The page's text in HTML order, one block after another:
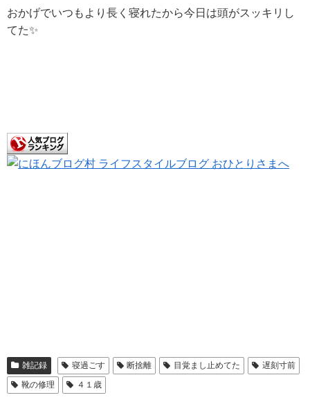
おかげでいつもより長く寝れたから今日は頭がスッキリし
てた✨
雑記録 寝過ごす 断捨離 目覚まし止めてた
遅刻寸前
靴の修理
４１歳